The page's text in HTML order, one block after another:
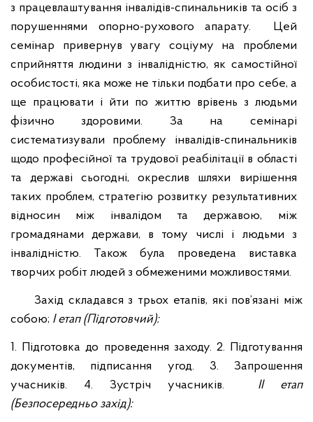
з працевлаштування інвалідів-спинальників та осіб з
порушеннями опорно-рухового апарату.
Цей
семінар привернув увагу соціуму на проблеми
сприйняття людини з інвалідністю, як самостійної
особистості, яка може не тільки подбати про себе, а
ще працювати і йти по життю врівень з людьми
фізично здоровими. За на семінарі
систематизували проблему інвалідів-спинальників
щодо професійної та трудової реабілітації в області
та державі сьогодні, окреслив шляхи вирішення
таких проблем, стратегію розвитку результативних
відносин між інвалідом та державою, між
громадянами держави, в тому числі і людьми з
інвалідністю. Також була проведена виставка
творчих робіт людей з обмеженими можливостями.
Захід складався з трьох етапів, які пов’язані між
собою; І етап (Підготовчий):
1. Підготовка до проведення заходу. 2. Підготування
документів, підписання угод. 3. Запрошення
учасників. 4. Зустріч учасників.
ІІ етап
(Безпосередньо захід):